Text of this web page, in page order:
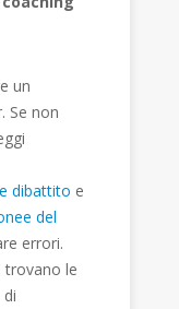
un
Se non
dibattito e
del
errori.
trovano le